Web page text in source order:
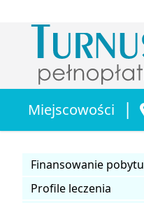
Miejscowości |
Finansowanie pobytu
Profile leczenia